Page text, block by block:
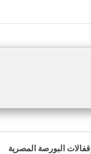
إقفالات البورصة المصرية